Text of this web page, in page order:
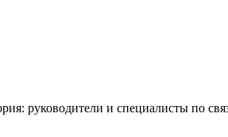
руководители и специалисты по